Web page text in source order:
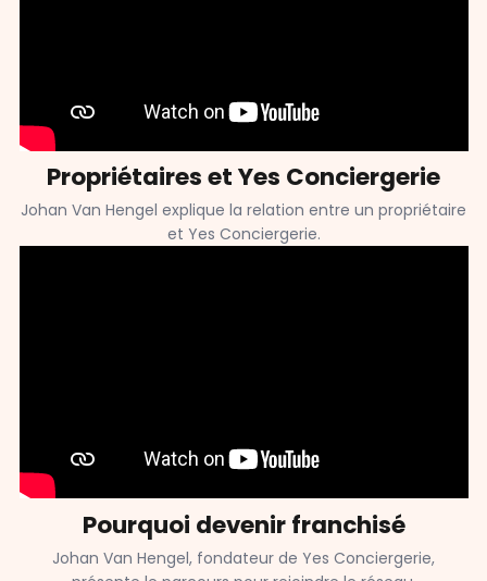
Propriétaires et Yes Conciergerie
Johan Van Hengel explique la relation entre un propriétaire
et Yes Conciergerie.
Pourquoi devenir franchisé
Johan Van Hengel, fondateur de Yes Conciergerie,